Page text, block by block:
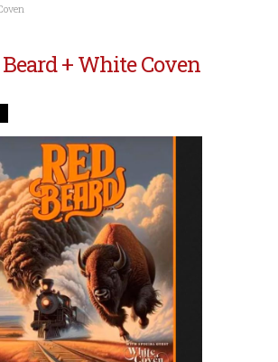
Beard + White Coven